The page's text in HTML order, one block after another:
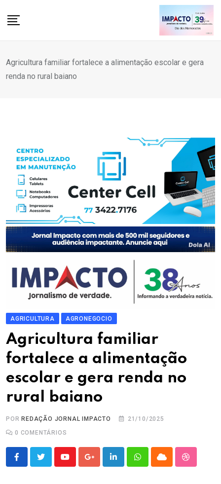
Agricultura familiar fortalece a alimentação escolar e gera
renda no rural baiano
AGRICULTURA AGRONEGOCIO
Agricultura familiar
fortalece a alimentação
escolar e gera renda no
rural baiano
POR REDAÇÃO JORNAL IMPACTO
21/10/2025
0 COMENTÁRIOS
YoutubeGoogle+LinkedInWhatsappCloud